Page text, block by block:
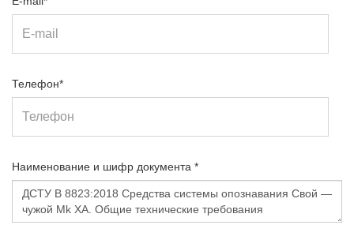
Телефон*
Наименование и шифр документа *